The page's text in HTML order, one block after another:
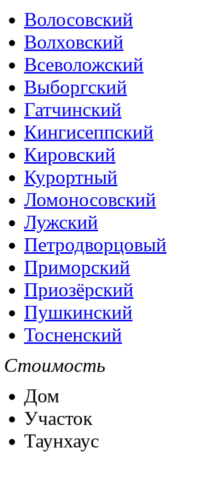
Волосовский
Волховский
Всеволожский
Выборгский
Гатчинский
Кингисеппский
Кировский
Курортный
Ломоносовский
Лужский
Петродворцовый
Приморский
Приозёрский
Пушкинский
Тосненский
Стоимость
Дом
Участок
Таунхаус